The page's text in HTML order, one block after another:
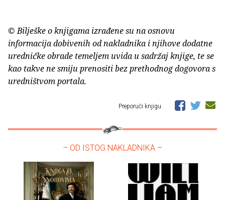
© Bilješke o knjigama izrađene su na osnovu
informacija dobivenih od nakladnika i njihove dodatne
uredničke obrade temeljem uvida u sadržaj knjige, te se
kao takve ne smiju prenositi bez prethodnog dogovora s
uredništvom portala.
Preporuči knjigu
– OD ISTOG NAKLADNIKA –